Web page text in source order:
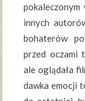
innych
bohaterów
przed oczami
ale oglądała
dawka emocji